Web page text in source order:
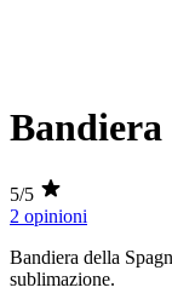
Bandiera
5/5
2 opinioni
Bandiera della
sublimazione.